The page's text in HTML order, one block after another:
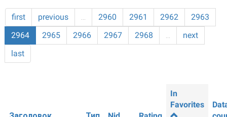
first previous … 2960 2961 2962
2963
2964
2965 2966 2967 2968 …
next
last
In
Favorites